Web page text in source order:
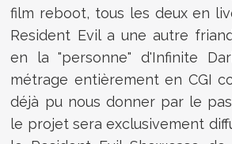
film reboot, tous les deux en
Resident Evil a une autre
en la "personne" d'Infinite
métrage entièrement en CGI
déjà pu nous donner par le
le projet sera exclusivement